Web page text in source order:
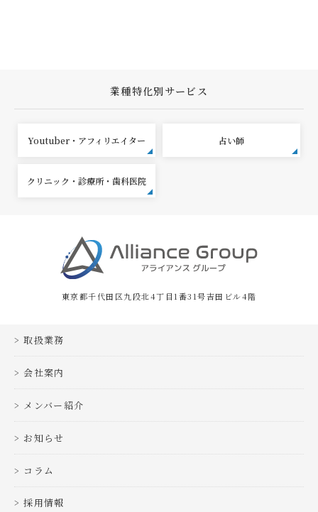
業種特化別サービス
Youtuber・アフィリエイター 占い師
クリニック・診療所・歯科医院
東京都千代田区九段北4丁目1番31号吉田ビル4階
取扱業務
会社案内
メンバー紹介
お知らせ
コラム
採用情報